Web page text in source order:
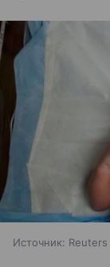
Источник: Reuters